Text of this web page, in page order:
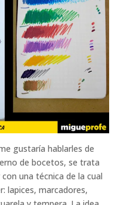
gustaría hablarles de
de bocetos, se trata
una técnica de la cual
lapices, marcadores,